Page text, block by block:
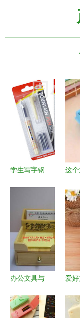
学生写字钢
装钢笔详解
与市场前景
这个
你
具
让
办公文具与
站式批发
爱
一